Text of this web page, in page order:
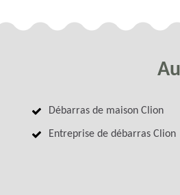
Débarras de maison Clion
Entreprise de débarras Clion